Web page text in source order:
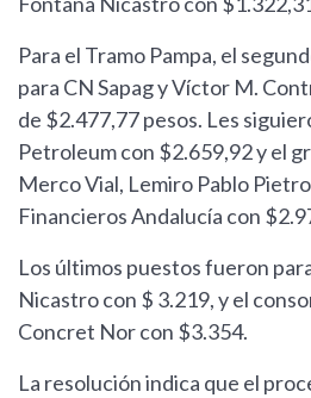
Para el Tramo Pampa, el
para CN Sapag y Víctor M.
de $2.477,77 pesos. Les
Petroleum con $2.659,92 y el
Merco Vial, Lemiro Pablo
Financieros Andalucía con
Los últimos puestos fueron
Nicastro con $ 3.219, y el
Concret Nor con $3.354.
La resolución indica que el